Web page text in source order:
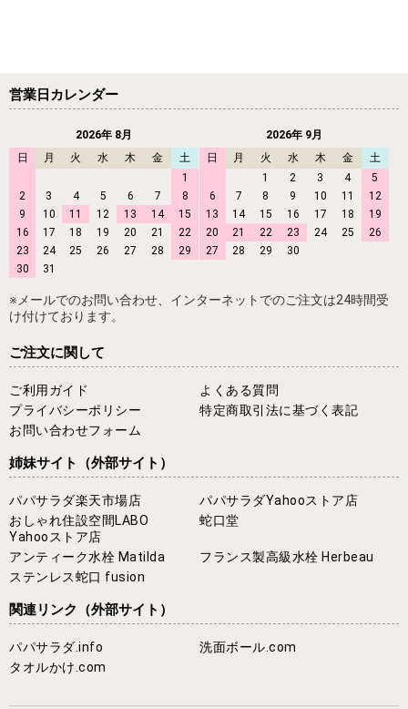
営業日カレンダー
2026年 8月
日
月 火 水 木 金
土
1
2
3 4 5 6 7
8
9
10 11 12 13 14
15
16
17 18 19 20 21
22
23
24 25 26 27 28
29
30
31
2026年 9月
日
月 火 水 木 金
土
1
2 3 4
5
6
7 8 9 10 11
12
13
14 15 16 17 18
19
20
21 22 23 24 25
26
27
28 29 30
※メールでのお問い合わせ、インターネットでのご注文は24時間受
け付けております。
ご注文に関して
ご利用ガイド
よくある質問
プライバシーポリシー
特定商取引法に基づく表記
お問い合わせフォーム
姉妹サイト （外部サイト）
パパサラダ楽天市場店
パパサラダYahooストア店
おしゃれ住設空間LABO
Yahooストア店
蛇口堂
アンティーク水栓 Matilda
フランス製高級水栓 Herbeau
ステンレス蛇口 fusion
関連リンク （外部サイト）
パパサラダ.info
洗面ボール.com
タオルかけ.com